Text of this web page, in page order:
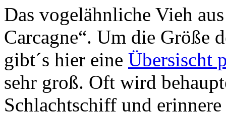
Das vogelähnliche Vieh
Carcagne“. Um die Größe
gibt´s hier eine Übersischt
sehr groß. Oft wird
Schlachtschiff und